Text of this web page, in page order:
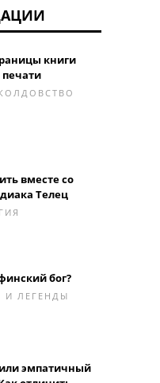
книги
вместе со
Телец
бог?
И ЛЕГЕНДЫ
эмпатичный